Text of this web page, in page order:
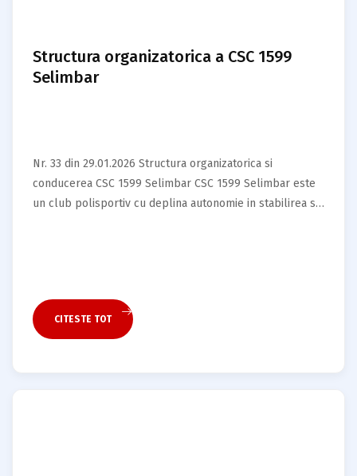
Structura organizatorica a CSC 1599
Selimbar
Nr. 33 din 29.01.2026 Structura organizatorica si
conducerea CSC 1599 Selimbar CSC 1599 Selimbar este
un club polisportiv cu deplina autonomie in stabilirea si
CITESTE TOT